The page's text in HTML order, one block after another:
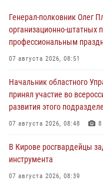
Генерал-полковник Олег
организационно-штатных
профессиональным
07 августа 2026, 08:51
Начальник областного
принял участие во
развития этого
07 августа 2026, 08:48 8
В Кирове росгвардейцы
инструмента
07 августа 2026, 08:39